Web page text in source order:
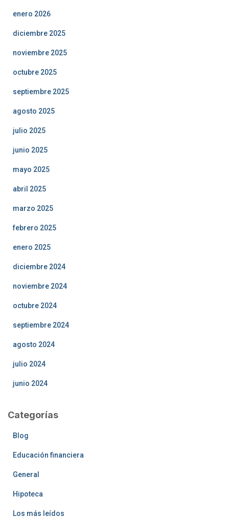
enero 2026
diciembre 2025
noviembre 2025
octubre 2025
septiembre 2025
agosto 2025
julio 2025
junio 2025
mayo 2025
abril 2025
marzo 2025
febrero 2025
enero 2025
diciembre 2024
noviembre 2024
octubre 2024
septiembre 2024
agosto 2024
julio 2024
junio 2024
Categorías
Blog
Educación financiera
General
Hipoteca
Los más leídos